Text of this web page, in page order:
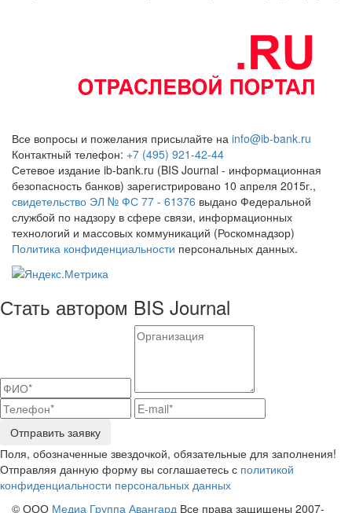
Все вопросы и пожелания присылайте на info@ib-bank.ru
Контактный телефон: +7 (495) 921-42-44
Сетевое издание ib-bank.ru (BIS Journal - информационная
безопасность банков) зарегистрировано 10 апреля 2015г.,
свидетельство ЭЛ № ФС 77 - 61376 выдано Федеральной
службой по надзору в сфере связи, информационных
технологий и массовых коммуникаций (Роскомнадзор)
Политика конфиденциальности персональных данных.
Стать автором BIS Journal
Отправить заявку
Поля, обозначенные звездочкой, обязательные для заполнения!
Отправляя данную форму вы соглашаетесь с политикой
конфиденциальности персональных данных
© ООО Медиа Группа Авангард Все права защищены 2007-